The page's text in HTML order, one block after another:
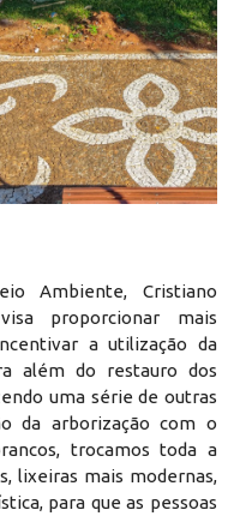
Ambiente, Cristiano
proporcionar mais
a utilização da
além do restauro dos
uma série de outras
da arborização com o
trocamos toda a
lixeiras mais modernas,
para que as pessoas